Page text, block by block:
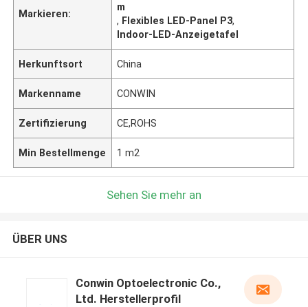
Markieren:
m
, Flexibles LED-Panel P3,
Indoor-LED-Anzeigetafel
Herkunftsort China
Markenname CONWIN
Zertifizierung CE,ROHS
Min Bestellmenge 1 m2
Sehen Sie mehr an
ÜBER UNS
Conwin Optoelectronic Co.,
Ltd. Herstellerprofil